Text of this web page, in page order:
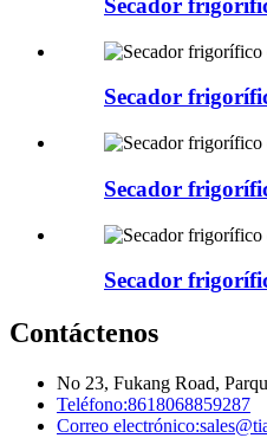
Secador
Secador
Secador
Secador
Contáctenos
No 23, Fukang Road,
Teléfono:8618068859287
Correo electrónico: